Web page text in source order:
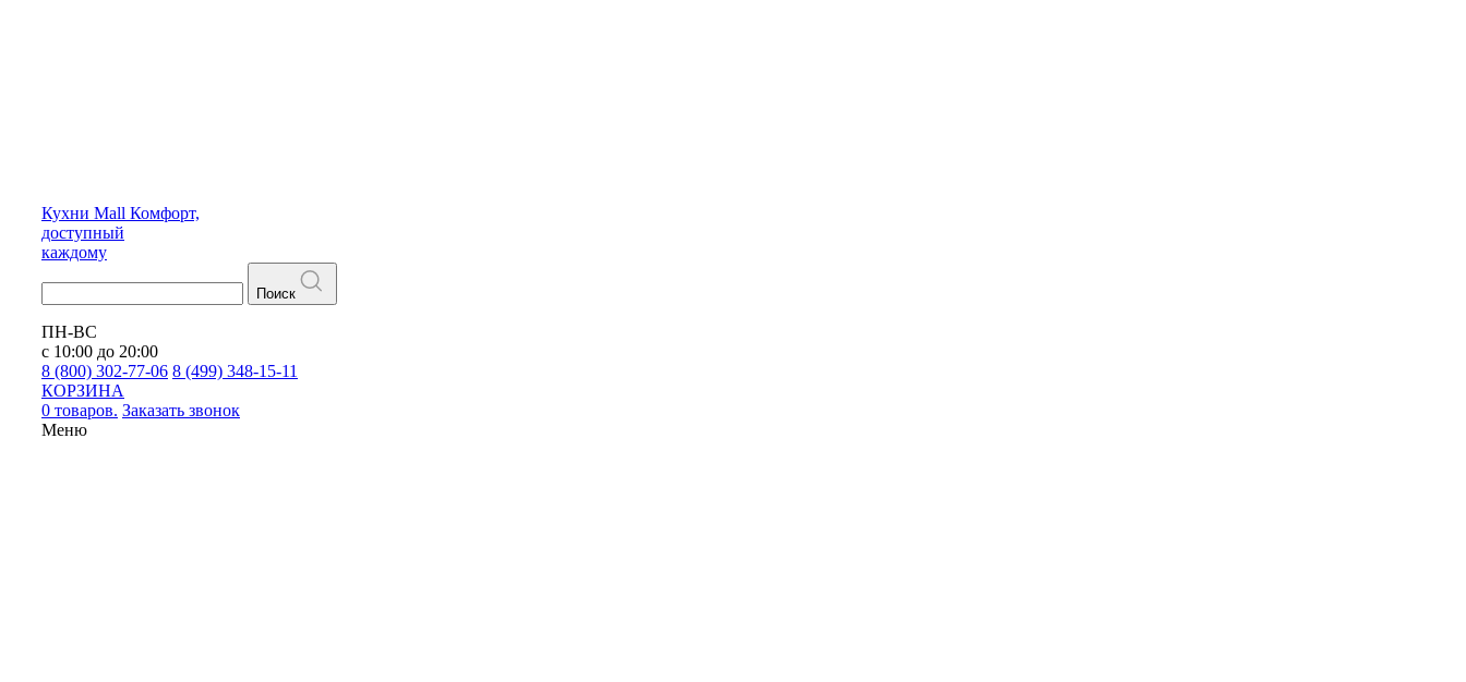
Кухни Mall Комфорт,
доступный
каждому
Поиск
ПН-ВС
с 10:00 до 20:00
8 (800) 302-77-06 8 (499) 348-15-11
КОРЗИНА
0 товаров. Заказать звонок
Меню